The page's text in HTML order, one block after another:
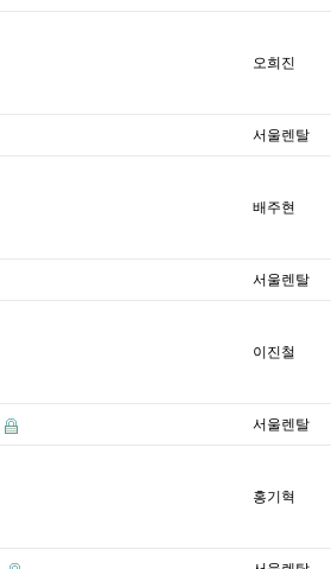
오희진
서울렌탈
배주현
서울렌탈
이진철
서울렌탈
홍기혁